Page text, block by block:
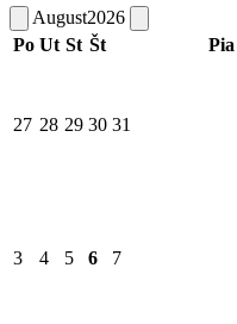
August2026
Po Ut St Št Pia
27 28 29 30 31
3 4 5 6 7